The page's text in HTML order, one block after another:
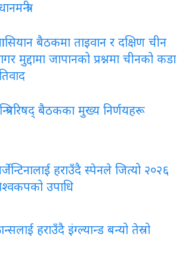
बैठकमा ताइवान र दक्षिण चीन
मुद्दामा जापानको प्रश्नमा चीनको कडा
बैठकका मुख्य निर्णयहरू
हराउँदै स्पेनले जित्यो २०२६
उपाधि
हराउँदै इंग्ल्यान्ड बन्यो तेस्रो